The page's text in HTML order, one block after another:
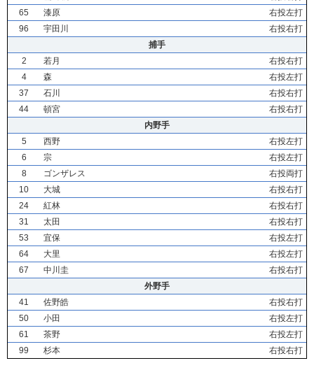
65
漆原
右投左打
96
宇田川
右投右打
捕手
2
若月
右投右打
4
森
右投左打
37
石川
右投右打
44
頓宮
右投右打
内野手
5
西野
右投左打
6
宗
右投左打
8
ゴンザレス
右投両打
10
大城
右投右打
24
紅林
右投右打
31
太田
右投右打
53
宜保
右投左打
64
大里
右投左打
67
中川圭
右投右打
外野手
41
佐野皓
右投右打
50
小田
右投左打
61
茶野
右投左打
99
杉本 右投右打